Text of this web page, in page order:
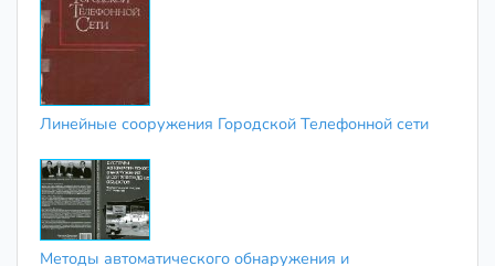
Линейные сооружения Городской Телефонной сети
Методы автоматического обнаружения и